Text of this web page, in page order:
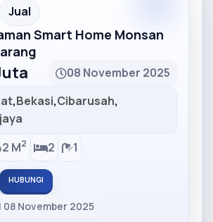
Jual
Smart Home Monsan
08 November 2025
,Bekasi,Cibarusah,
M2 2 1
HUBUNGI
08 November 2025